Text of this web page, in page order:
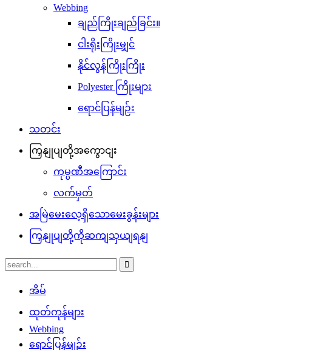
Webbing
ချည်ကြိုးချည်ခြင်း။
ငါးရိုးကြိုးမျှင်
နိုင်လွန်ကြိုးကြိုး
Polyester ကြိုးများ
ရောင်ပြန်မျဉ်း
သတင်း
ကြှနျုပျတို့အကွောငျး
ကုမ္ပဏီအကြောင်း
လက်မှတ်
အမြဲမေးလေ့ရှိသောမေးခွန်းများ
ကြှနျုပျတို့ကိုဆကျသှယျရနျ
အိမ်
ထုတ်ကုန်များ
Webbing
ရောင်ပြန်မျဉ်း